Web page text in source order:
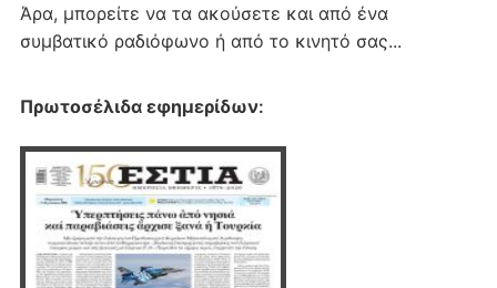
Άρα, μπορείτε να τα ακούσετε και από ένα
συμβατικό ραδιόφωνο ή από το κινητό σας...
Πρωτοσέλιδα εφημερίδων: